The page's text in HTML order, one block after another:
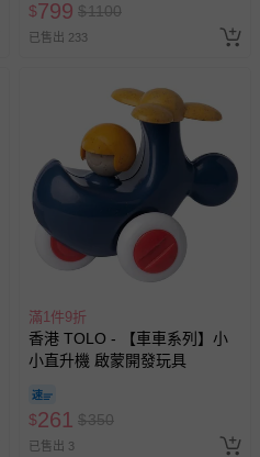
$799 $1100
已售出 233
滿1件9折
香港 TOLO - 【車車系列】小
小直升機 啟蒙開發玩具
$261 $350
已售出 3